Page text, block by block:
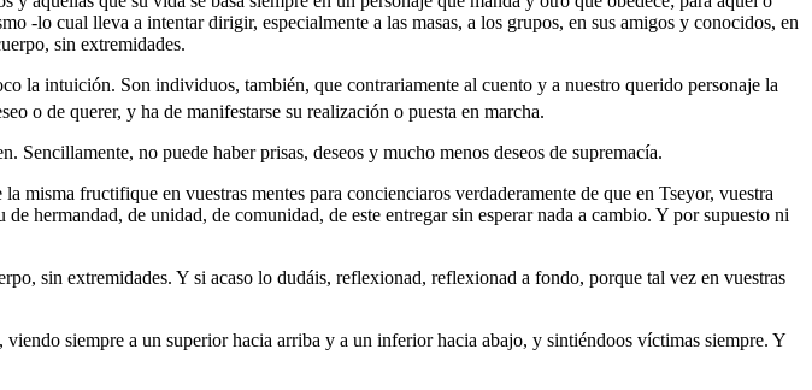
-lo cual lleva a intentar dirigir, especialmente a las masas, a los grupos, en sus amigos y conocidos, en
sin extremidades.
la intuición. Son individuos, también, que contrariamente al cuento y a nuestro querido personaje la
o de querer, y ha de manifestarse su realización o puesta en marcha.
no puede haber prisas, deseos y mucho menos deseos de supremacía.
misma fructifique en vuestras mentes para concienciaros verdaderamente de que en Tseyor, vuestra
hermandad, de unidad, de comunidad, de este entregar sin esperar nada a cambio. Y por supuesto ni
sin extremidades. Y si acaso lo dudáis, reflexionad, reflexionad a fondo, porque tal vez en vuestras
siempre a un superior hacia arriba y a un inferior hacia abajo, y sintiéndoos víctimas siempre. Y